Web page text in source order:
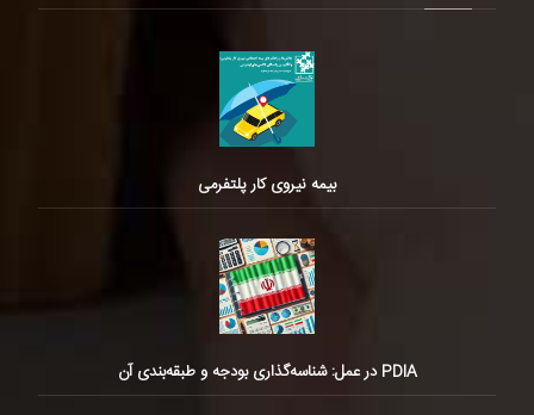
بیمه نیروی کار پلتفرمی
PDIA در عمل: شناسه‌گذاری بودجه و طبقه‌بندی آن